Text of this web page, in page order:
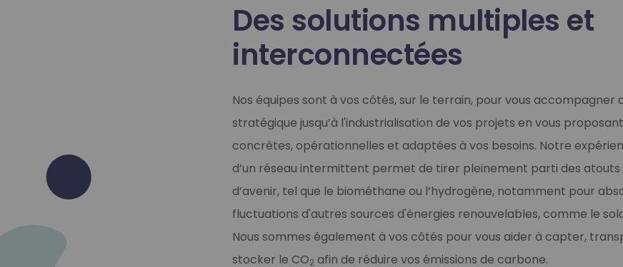
Des solutions multiples et
interconnectées
Nos équipes sont à vos côtés, sur le terrain, pour vous accompagner
stratégique jusqu’à l'industrialisation de vos projets en vous
concrètes, opérationnelles et adaptées à vos besoins. Notre
d’un réseau intermittent permet de tirer pleinement parti des atouts
d’avenir, tel que le biométhane ou l’hydrogène, notamment pour
fluctuations d'autres sources d'énergies renouvelables, comme le
Nous sommes également à vos côtés pour vous aider à capter,
stocker le CO2 afin de réduire vos émissions de carbone.